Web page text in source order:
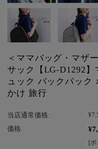
＜ママバッグ・マザ
サック【LG-D1292
ュック バックパック
かけ 旅行
当店通常価格:
価格:
[ポ